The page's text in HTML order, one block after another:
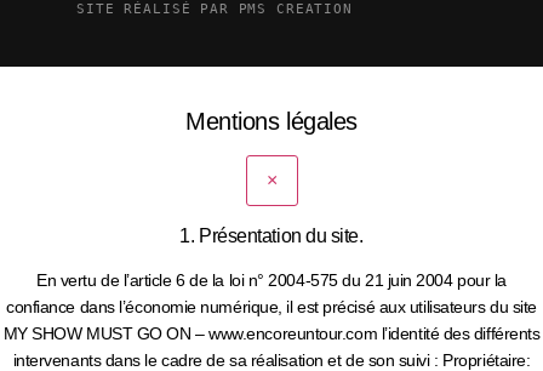
SITE RÉALISÉ PAR PMS CREATION
Mentions légales
×
1. Présentation du site.
En vertu de l’article 6 de la loi n° 2004-575 du 21 juin 2004 pour la
confiance dans l’économie numérique, il est précisé aux utilisateurs du site
MY SHOW MUST GO ON – www.encoreuntour.com l’identité des différents
intervenants dans le cadre de sa réalisation et de son suivi : Propriétaire: